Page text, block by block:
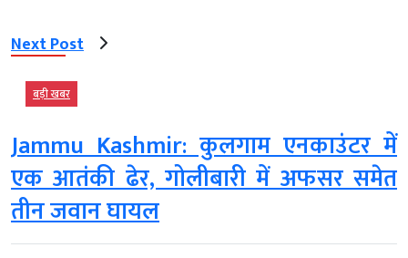
Next Post
बड़ी खबर
Jammu Kashmir: कुलगाम एनकाउंटर में
एक आतंकी ढेर, गोलीबारी में अफसर समेत
तीन जवान घायल